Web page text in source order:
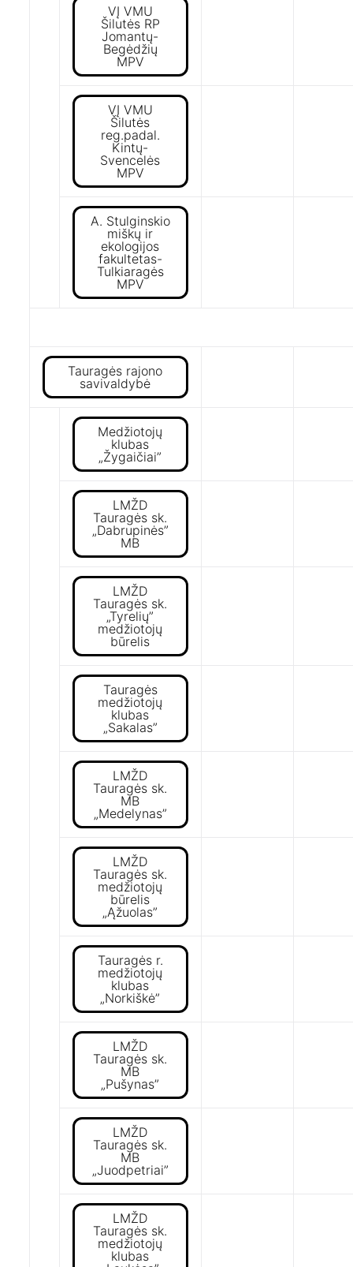
VĮ VMU
Šilutės RP
Jomantų-
Begėdžių
MPV
VĮ VMU
Šilutės
reg.padal.
Kintų-
Svencelės
MPV
A. Stulginskio
miškų ir
ekologijos
fakultetas-
Tulkiaragės
MPV
Tauragės rajono
savivaldybė
Medžiotojų
klubas
„Žygaičiai”
LMŽD
Tauragės sk.
„Dabrupinės”
MB
LMŽD
Tauragės sk.
„Tyrelių”
medžiotojų
būrelis
Tauragės
medžiotojų
klubas
„Sakalas”
LMŽD
Tauragės sk.
MB
„Medelynas”
LMŽD
Tauragės sk.
medžiotojų
būrelis
„Ąžuolas”
Tauragės r.
medžiotojų
klubas
„Norkiškė”
LMŽD
Tauragės sk.
MB
„Pušynas”
LMŽD
Tauragės sk.
MB
„Juodpetriai”
LMŽD
Tauragės sk.
medžiotojų
klubas